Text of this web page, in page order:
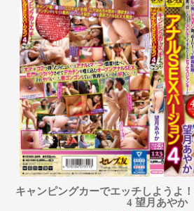
キャンピングカーでエッチしようよ
4 望月あやか